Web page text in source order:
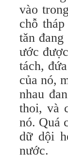
vào
chỗ
tăn
ước
tách,
của nó,
nhau
thoi, và
nó. Quá
dữ dội
nước.